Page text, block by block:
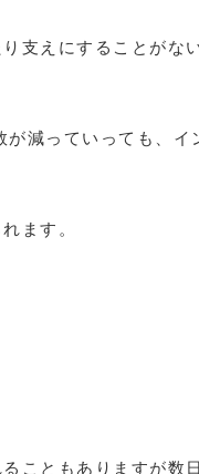
支えにすることがな
減っていっても、
ます。
こともありますが数